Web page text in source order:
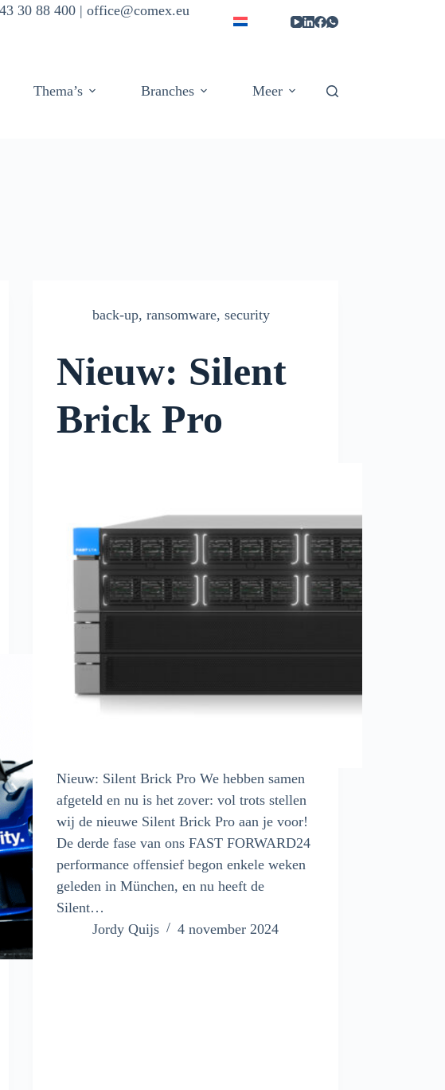
30 88 400 | office@comex.eu
Thema’s Branches Meer
back-up,ransomware,security
Nieuw: Silent
Brick Pro
Nieuw: Silent Brick Pro We hebben samen
afgeteld en nu is het zover: vol trots stellen
wij de nieuwe Silent Brick Pro aan je voor!
De derde fase van ons FAST FORWARD24
performance offensief begon enkele weken
geleden in München, en nu heeft de
Silent…
Jordy Quijs
4 november 2024